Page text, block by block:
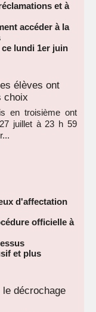
et à
accéder à la
lundi 1er juin
élèves ont
choix
en troisième ont
juillet à 23 h 59
d'affectation
officielle à
et plus
décrochage